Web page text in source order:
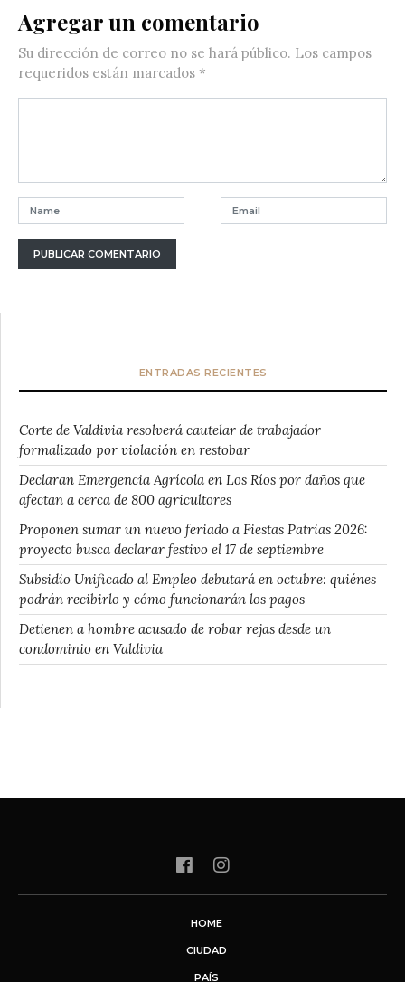
Agregar un comentario
Su dirección de correo no se hará público. Los campos
requeridos están marcados *
ENTRADAS RECIENTES
Corte de Valdivia resolverá cautelar de trabajador
formalizado por violación en restobar
Declaran Emergencia Agrícola en Los Ríos por daños que
afectan a cerca de 800 agricultores
Proponen sumar un nuevo feriado a Fiestas Patrias 2026:
proyecto busca declarar festivo el 17 de septiembre
Subsidio Unificado al Empleo debutará en octubre: quiénes
podrán recibirlo y cómo funcionarán los pagos
Detienen a hombre acusado de robar rejas desde un
condominio en Valdivia
HOME
CIUDAD
PAÍS